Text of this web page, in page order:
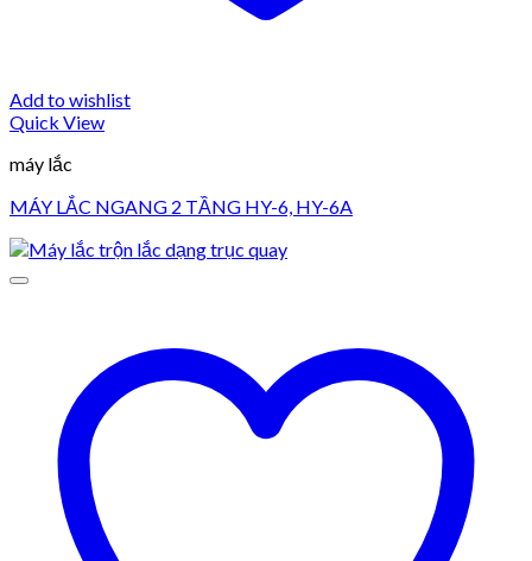
Add to wishlist
Quick View
máy lắc
MÁY LẮC NGANG 2 TẦNG HY-6, HY-6A